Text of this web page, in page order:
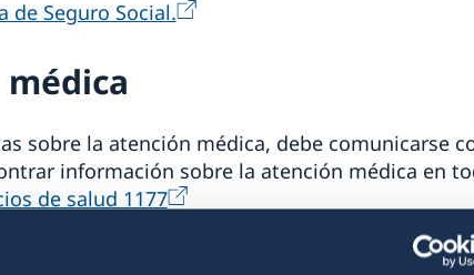
de Seguro Social.
sobre la atención médica, debe comunicarse
información sobre la atención médica en
de salud 1177